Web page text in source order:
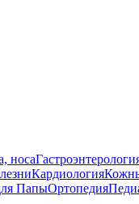
носа
Кардиология
ПапыОртопедия